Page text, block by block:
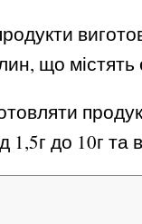
що містять
до 10г та